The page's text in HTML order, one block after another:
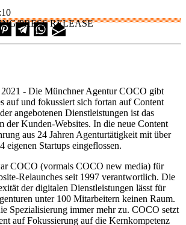
PRESS RELEASE
- Die Münchner Agentur COCO gibt
auf und fokussiert sich fortan auf Content
angebotenen Dienstleistungen ist das
der Kunden-Websites. In die neue Content
aus 24 Jahren Agenturtätigkeit mit über
eigenen Startups eingeflossen.
COCO (vormals COCO new media) für
Relaunches seit 1997 verantwortlich. Die
der digitalen Dienstleistungen lässt für
unter 100 Mitarbeitern keinen Raum.
Spezialisierung immer mehr zu. COCO setzt
auf Fokussierung auf die Kernkompetenz